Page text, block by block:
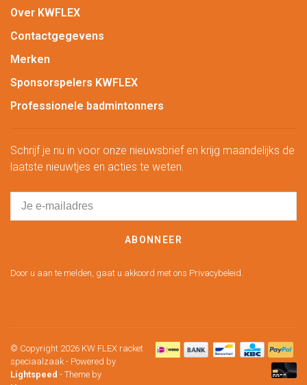
Over KWFLEX
Contactgegevens
Merken
Sponsorspelers KWFLEX
Professionele badmintonners
Schrijf je nu in voor onze nieuwsbrief en krijg maandelijks de
laatste nieuwtjes en acties te weten.
ABONNEER
Door u aan te melden, gaat u akkoord met ons Privacybeleid.
© Copyright 2026 KW FLEX racket
speciaalzaak - Powered by
Lightspeed - Theme by